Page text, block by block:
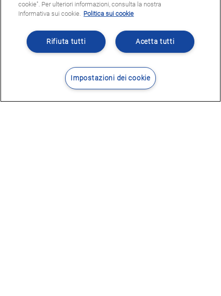
cookie". Per ulteriori informazioni, consulta la nostra
Informativa sui cookie. Politica sui cookie
Acetta tutti
Rifiuta tutti
Impostazioni dei cookie